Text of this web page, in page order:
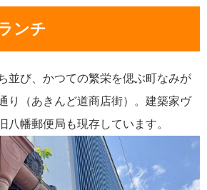
ンチ
並び、かつての繁栄を偲ぶ町なみが
り（あきんど道商店街）。建築家ヴ
八幡郵便局も現存しています。